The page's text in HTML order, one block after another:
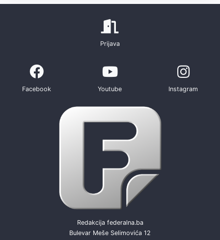
Prijava
Facebook Youtube Instagram
Redakcija federalna.ba
Bulevar Meše Selimovića 12